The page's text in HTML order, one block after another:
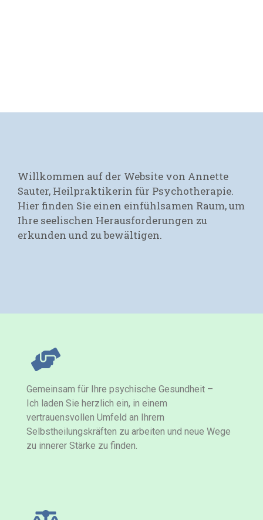
Willkommen auf der Website von Annette
Sauter, Heilpraktikerin für Psychotherapie.
Hier finden Sie einen einfühlsamen Raum, um
Ihre seelischen Herausforderungen zu
erkunden und zu bewältigen.
Gemeinsam für Ihre psychische Gesundheit –
Ich laden Sie herzlich ein, in einem
vertrauensvollen Umfeld an Ihrern
Selbstheilungskräften zu arbeiten und neue Wege
zu innerer Stärke zu finden.